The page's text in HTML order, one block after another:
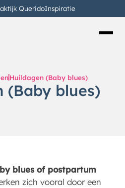
QueridoInspiratie
Huildagen (Baby blues)
(Baby blues)
blues of postpartum
zich vooral door een